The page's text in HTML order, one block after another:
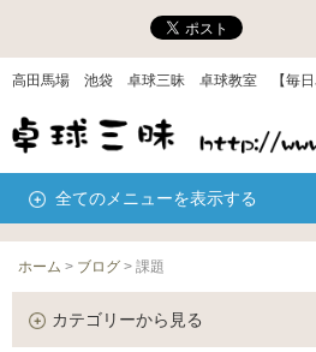
高田馬場 池袋 卓球三昧 卓球教室 【毎日卓
全てのメニューを表示する
ホーム > ブログ > 課題
カテゴリーから見る